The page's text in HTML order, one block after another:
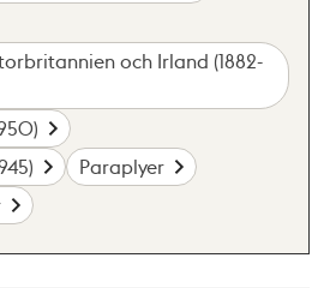
och Irland (1882-
Paraplyer